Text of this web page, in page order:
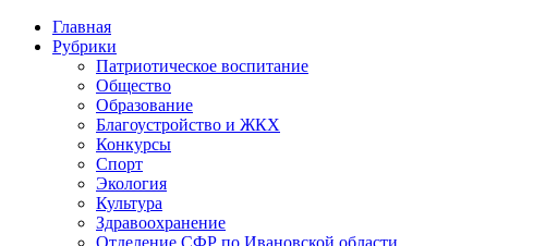
Главная
Рубрики
Патриотическое воспитание
Общество
Образование
Благоустройство и ЖКХ
Конкурсы
Спорт
Экология
Культура
Здравоохранение
Отделение СФР по Ивановской области